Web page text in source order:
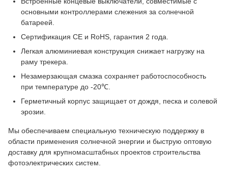
основными контроллерами слежения за солнечной
батареей.
Сертификация CE и RoHS, гарантия 2 года.
Легкая алюминиевая конструкция снижает нагрузку на
раму трекера.
Незамерзающая смазка сохраняет работоспособность
при температуре до -20℃.
Герметичный корпус защищает от дождя, песка и солевой
эрозии.
Мы обеспечиваем специальную техническую поддержку в
области применения солнечной энергии и быструю оптовую
доставку для крупномасштабных проектов строительства
фотоэлектрических систем.